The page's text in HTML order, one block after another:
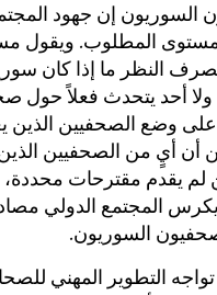
السوريون إن جهود
المطلوب. ويقول
النظر ما إذا كان
ولا أحد يتحدث فعلاً حول
على وضع الصحفيين الذين
أن أيٍ من الصحفيين
لم يقدم مقترحات محددة،
المجتمع الدولي
السوريون.
التطوير المهني